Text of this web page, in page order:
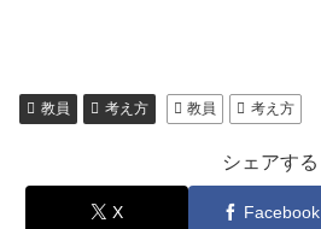
教員 考え方 教員 考え方
シェアする
X Facebook